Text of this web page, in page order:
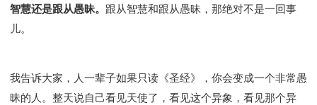
智慧还是跟从愚昧。 跟从智慧和跟从愚昧，那绝对不是一回事
儿。
我告诉大家，人一辈子如果只读《圣经》，你会变成一个非常愚
昧的人。整天说自己看见天使了，看见这个异象，看见那个异